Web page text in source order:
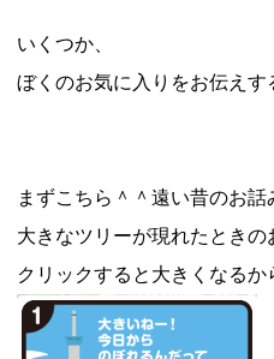
いくつか、
ぼくのお気に入りをお伝えす
まずこちら＾＾遠い昔のお話
大きなツリーが現れたときの
クリックすると大きくなるか